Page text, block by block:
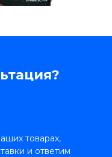
товарах,
и ответим